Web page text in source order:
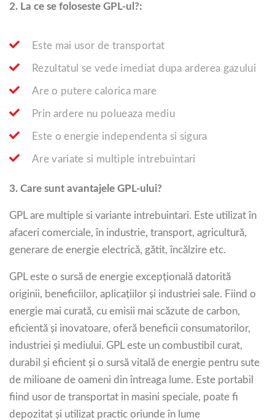
2. La ce se foloseste GPL-ul?:
Este mai usor de transportat
Rezultatul se vede imediat dupa arderea gazului
Are o putere calorica mare
Prin ardere nu polueaza mediu
Este o energie independenta si sigura
Are variate si multiple intrebuintari
3. Care sunt avantajele GPL-ului?
GPL are multiple si variante intrebuintari. Este utilizat în
afaceri comerciale, în industrie, transport, agricultură,
generare de energie electrică, gătit, încălzire etc.
GPL este o sursă de energie excepțională datorită
originii, beneficiilor, aplicațiilor și industriei sale. Fiind o
energie mai curată, cu emisii mai scăzute de carbon,
eficientă și inovatoare, oferă beneficii consumatorilor,
industriei și mediului. GPL este un combustibil curat,
durabil și eficient și o sursă vitală de energie pentru sute
de milioane de oameni din întreaga lume. Este portabil
fiind usor de transportat in masini speciale, poate fi
depozitat și utilizat practic oriunde în lume